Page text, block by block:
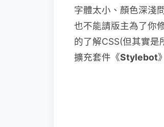
字體太小、顏色深淺
也不能請版主為了你
的了解CSS(但其實
擴充套件《Stylebot